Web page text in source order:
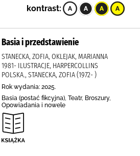
kontrast:
Basia i przedstawienie
STANECKA, ZOFIA, OKLEJAK, MARIANNA
1981- ILUSTRACJE, HARPERCOLLINS
POLSKA., STANECKA, ZOFIA (1972- )
Rok wydania: 2025.
Basia (postać fikcyjna), Teatr, Broszury,
Opowiadania i nowele